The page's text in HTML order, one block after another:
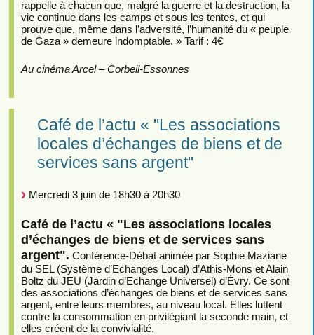
rappelle à chacun que, malgré la guerre et la destruction, la
vie continue dans les camps et sous les tentes, et qui
prouve que, même dans l’adversité, l’humanité du « peuple
de Gaza » demeure indomptable. » Tarif : 4€
Au cinéma Arcel – Corbeil-Essonnes
Café de l’actu « "Les associations
locales d’échanges de biens et de
services sans argent"
Mercredi 3 juin de 18h30 à 20h30
Café de l’actu « "Les associations locales
d’échanges de biens et de services sans
argent". Conférence-Débat animée par Sophie Maziane
du SEL (Système d’Echanges Local) d’Athis-Mons et Alain
Boltz du JEU (Jardin d’Echange Universel) d’Évry. Ce sont
des associations d’échanges de biens et de services sans
argent, entre leurs membres, au niveau local. Elles luttent
contre la consommation en privilégiant la seconde main, et
elles créent de la convivialité.